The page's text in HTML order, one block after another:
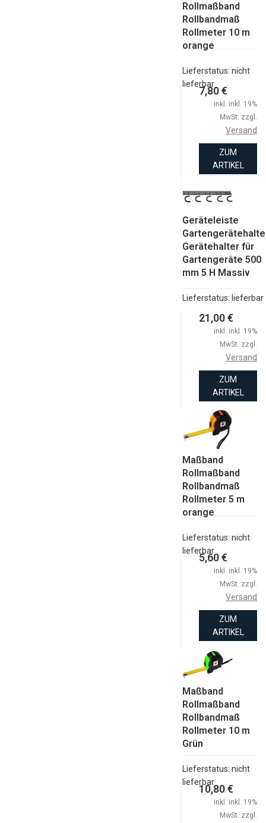
Rollmaßband
Rollbandmaß
Rollmeter 10 m
orange
Lieferstatus: nicht
lieferbar
7,80 €
inkl. inkl. 19%
MwSt. zzgl.
Versand
ZUM
ARTIKEL
Geräteleiste
Gerätehalter für
Gartengeräte 500
mm 5 H Massiv
Lieferstatus: lieferbar
21,00 €
inkl. inkl. 19%
MwSt. zzgl.
Versand
ZUM
ARTIKEL
Maßband
Rollmaßband
Rollbandmaß
Rollmeter 5 m
orange
Lieferstatus: nicht
lieferbar
5,60 €
inkl. inkl. 19%
MwSt. zzgl.
Versand
ZUM
ARTIKEL
Maßband
Rollmaßband
Rollbandmaß
Rollmeter 10 m
Grün
Lieferstatus: nicht
lieferbar
10,80 €
inkl. inkl. 19%
MwSt. zzgl.